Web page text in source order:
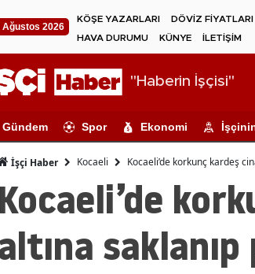
Ağustos 2026
KÖŞE YAZARLARI DÖVİZ FİYATLARI
HAVA DURUMU
KÜNYE İLETİŞİM
"Haberin İşçisi"
Gündem Spor Ekonomi
İşçi Haber Kocaeli Kocaeli’de korkunç kardeş
Kocaeli’de